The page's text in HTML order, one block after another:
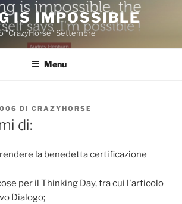
IS IMPOSSIBLE
"CrazyHorse" Settembre
Menu
DI CRAZYHORSE
di:
la benedetta certificazione
per il Thinking Day, tra cui l'articolo
Dialogo;